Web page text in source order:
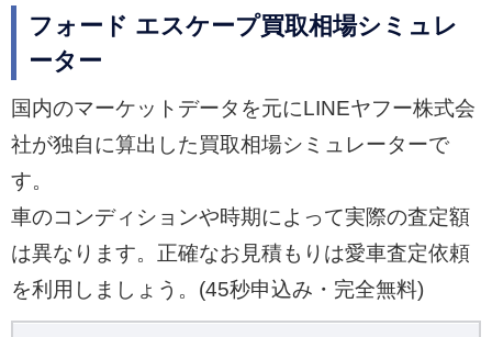
フォード エスケープ買取相場シミュレ
ーター
国内のマーケットデータを元にLINEヤフー株式会
社が独自に算出した買取相場シミュレーターで
す。
車のコンディションや時期によって実際の査定額
は異なります。正確なお見積もりは愛車査定依頼
を利用しましょう。(45秒申込み・完全無料)